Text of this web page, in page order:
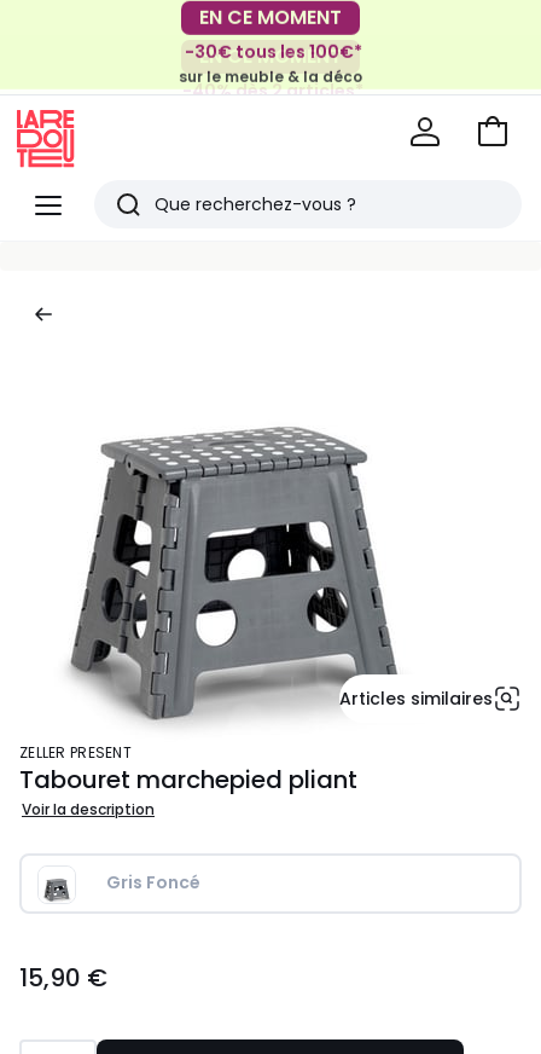
-30€ tous les 100€*
sur le meuble & la déco
EN CE MOMENT
-40% dès 2 articles*
sur le linge de maison et la literie
Menu
Redoute
Rechercher
Voir
Articles similaires
ZELLER PRESENT
Tabouret marchepied pliant
Voir la description
Gris Foncé
€.
15,90 €